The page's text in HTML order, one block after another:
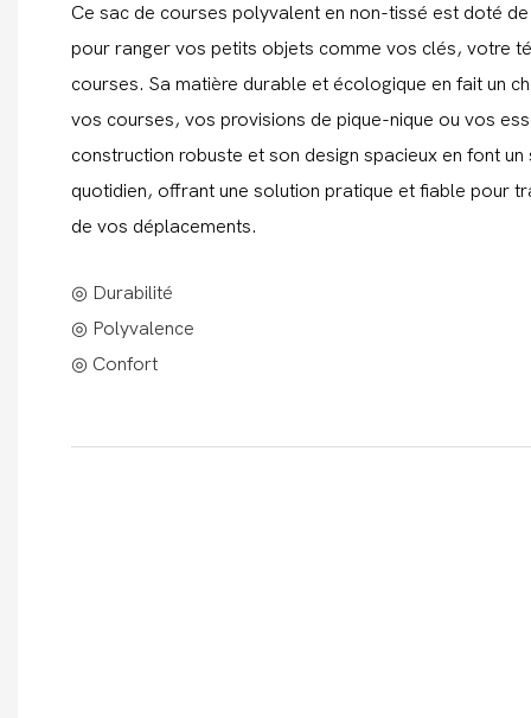
Ce sac de courses polyvalent en non-tissé est doté
pour ranger vos petits objets comme vos clés, votre
courses. Sa matière durable et écologique en fait un
vos courses, vos provisions de pique-nique ou vos
construction robuste et son design spacieux en font
quotidien, offrant une solution pratique et fiable pour
de vos déplacements.
◎ Durabilité
◎ Polyvalence
◎ Confort